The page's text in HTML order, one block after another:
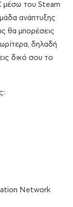
μέσω του Steam
ανάπτυξης
θα μπορέσεις
δηλαδή
δικό σου το
Network